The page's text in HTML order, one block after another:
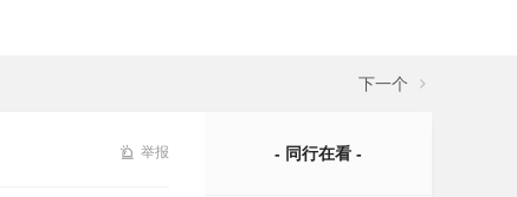
下一个
举报 - 同行在看 -